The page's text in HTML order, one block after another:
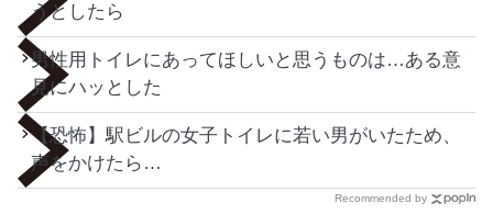
うとしたら
男性用トイレにあってほしいと思うものは…ある意
見にハッとした
【恐怖】駅ビルの女子トイレに若い男がいたため、
声をかけたら…
Recommended by